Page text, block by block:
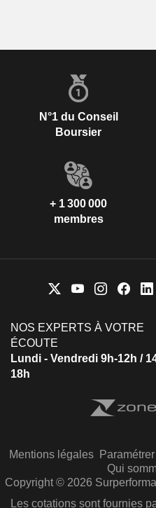
N°1 du Conseil
Boursier
+ 1 300 000
membres
NOS EXPERTS À VOTRE
ÉCOUTE
Lundi - Vendredi 9h-12h /
18h
Mentions légales
Qui
Copyright © 2026
Les cotations sont fournies